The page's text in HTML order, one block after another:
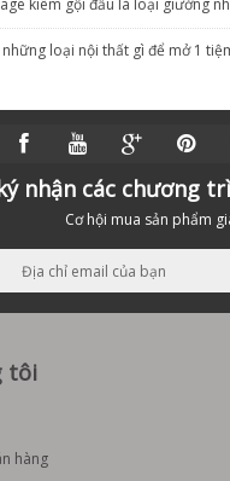
kiêm gội đầu là loại giường
loại nội thất gì để mở 1
nhận các chương
Cơ hội mua sản phẩm
tôi
hàng